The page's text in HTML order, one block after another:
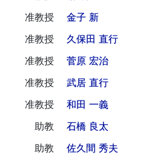
准教授
金子 新
准教授
久保田 直行
准教授
菅原 宏治
准教授
武居 直行
准教授
和田 一義
助教
石橋 良太
助教
佐久間 秀夫